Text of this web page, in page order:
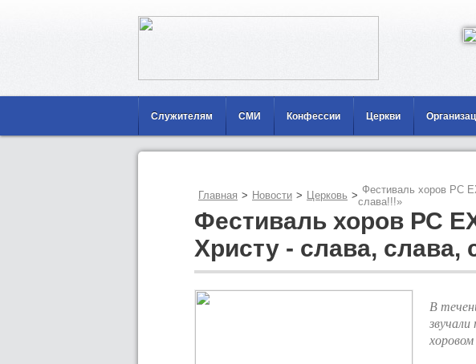
Служителям СМИ Конфессии Церкви
Главная > Новости > Церковь > Фестиваль хоров РС
слава!!!»
Фестиваль хоров РС
Христу - слава, слава,
В